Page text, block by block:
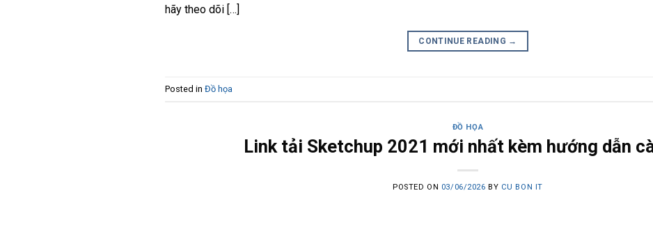
hãy theo dõi […]
CONTINUE READING →
Posted in Đồ họa
ĐỒ HỌA
Link tải Sketchup 2021 mới nhất kèm hướng dẫn
POSTED ON 03/06/2026 BY CU BON IT